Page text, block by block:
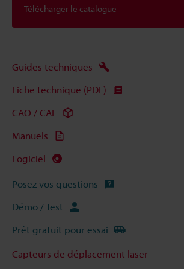
Télécharger le catalogue
Guides techniques
Fiche technique (PDF)
CAO / CAE
Manuels
Logiciel
Posez vos questions
Démo / Test
Prêt gratuit pour essai
Capteurs de déplacement laser